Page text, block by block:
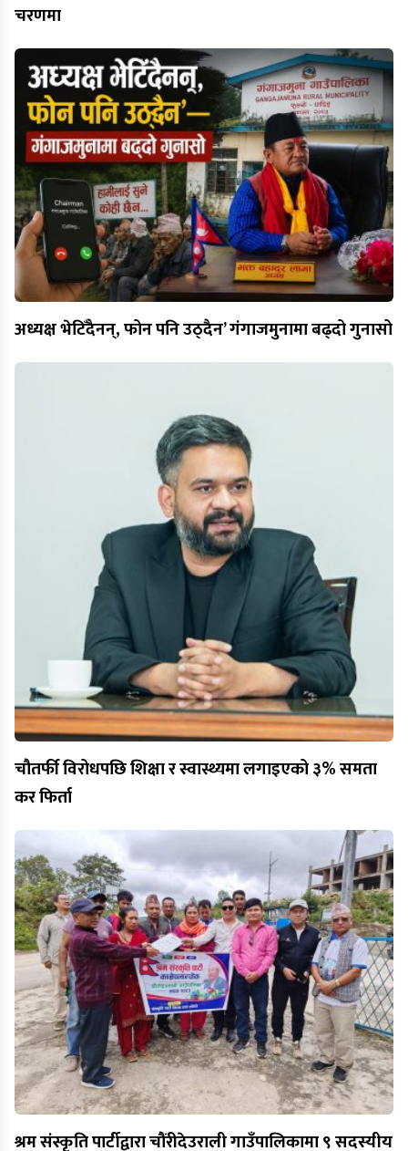
चरणमा
अध्यक्ष भेटिँदैनन्, फोन पनि उठ्दैन’ गंगाजमुनामा बढ्दो गुनासो
चौतर्फी विरोधपछि शिक्षा र स्वास्थ्यमा लगाइएको ३% समता
कर फिर्ता
श्रम संस्कृति पार्टीद्वारा चौंरीदेउराली गाउँपालिकामा ९ सदस्यीय